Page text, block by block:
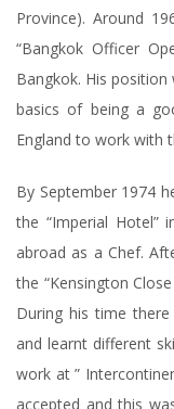
Province). Around
“Bangkok Officer
Bangkok. His
basics of being a
England to work with
By September 1974
the “Imperial Hotel”
abroad as a Chef.
the “Kensington
During his time
and learnt different
work at ”
accepted and this